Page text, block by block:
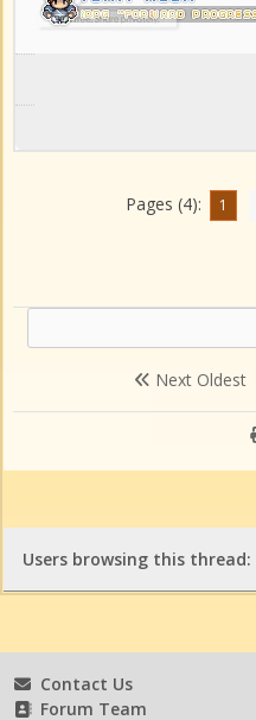
Pages (4): 1
Next Oldest
Users browsing this thread:
Contact Us
Forum Team